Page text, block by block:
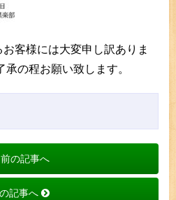
客様には大変申し訳ありま
の程お願い致します。
前の記事へ
記事へ